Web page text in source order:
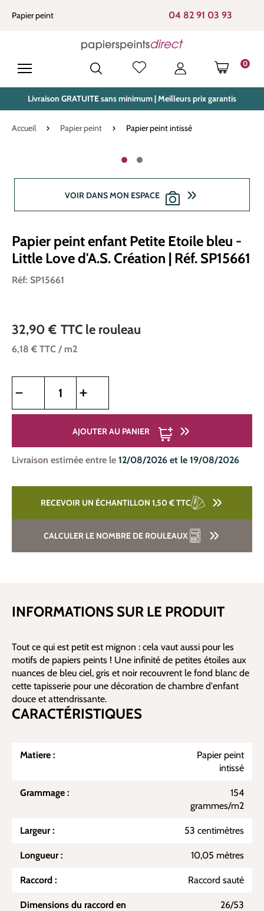
principal
Papier peint 04 82 91 03 93
0
LE
Livraison GRATUITE sans minimum | Meilleurs prix garantis
Accueil Papier peint Papier peint intissé
VOIR DANS MON ESPACE
Papier peint enfant Petite Etoile bleu -
Little Love d'A.S. Création | Réf. SP15661
Réf: SP15661
32,90 € TTC le rouleau
6,18 € TTC / m2
AJOUTER AU PANIER
Livraison estimée entre le 12/08/2026 et le 19/08/2026
RECEVOIR UN ÉCHANTILLON 1,50 €TTC
CALCULER LE NOMBRE DE ROULEAUX
INFORMATIONS SUR LE PRODUIT
Tout ce qui est petit est mignon : cela vaut aussi pour les
motifs de papiers peints ! Une infinité de petites étoiles aux
nuances de bleu ciel, gris et noir recouvrent le fond blanc de
cette tapisserie pour une décoration de chambre d'enfant
douce et attendrissante.
CARACTÉRISTIQUES
Matiere :
Papier peint
intissé
Grammage :
154
grammes/m2
Largeur : 53 centimètres
Longueur : 10,05 mètres
Raccord : Raccord sauté
Dimensions du raccord en
26/53